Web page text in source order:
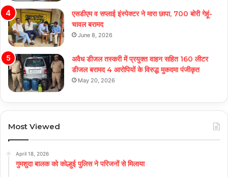
एसडीएम व सप्लाई इंस्पेक्टर ने मारा छापा, 700 बोरी गेहूं-
चावल बरामद
June 8, 2026
अवैध डीजल तस्करी में प्रयुक्त वाहन सहित 160 लीटर
डीजल बरामद 4 आरोपियों के विरुद्ध मुकदमा पंजीकृत
May 20, 2026
Most Viewed
April 18, 2026
गुमशुदा बालक को कोल्हुई पुलिस ने परिजनों से मिलाया